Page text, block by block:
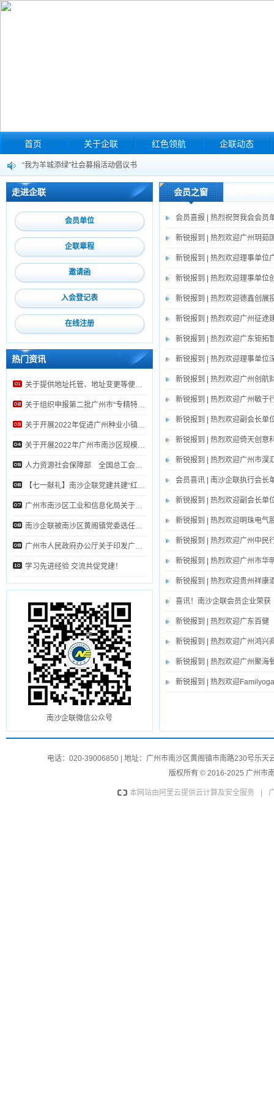
首页 关于企联 红色领航 企联动态
“中小企业法律实务”培训（第十一期）暨企业分享交流会来啦！
关于转发《南沙区安全生产违法违规典型案例》的通知
广州市南沙区人力资源和社会保障局关于开展人力资源服务机构专项排查检查
【07.05-07.07】2023上海国际快递物流产业博览会来啦！
南沙开发区商务局关于开展2022年外商投资信息报告（年度报告）检查的通知
关于提供地址托管、地址变更等便捷服务的通知
会员之窗
会员喜报 | 热烈祝贺我会会员
新锐报到 | 热烈欢迎广州玥茹
新锐报到 | 热烈欢迎理事单位
新锐报到 | 热烈欢迎理事单位
新锐报到 | 热烈欢迎德鑫创展
新锐报到 | 热烈欢迎广州征途
新锐报到 | 热烈欢迎广东钜拓
新锐报到 | 热烈欢迎理事单位
新锐报到 | 热烈欢迎广州创航
新锐报到 | 热烈欢迎广州敏于
新锐报到 | 热烈欢迎副会长单
新锐报到 | 热烈欢迎倚天创意
新锐报到 | 热烈欢迎广州市淏
会员喜讯 | 南沙企联执行会长
新锐报到 | 热烈欢迎副会长单
新锐报到 | 热烈欢迎明珠电气
新锐报到 | 热烈欢迎广州中民
新锐报到 | 热烈欢迎广州市华
新锐报到 | 热烈欢迎贵州祥康
喜讯！南沙企联会员企业荣获
新锐报到 | 热烈欢迎广东百健
新锐报到 | 热烈欢迎广州鸿兴
新锐报到 | 热烈欢迎广州聚海
新锐报到 | 热烈欢迎
走进企联
会员单位
企联章程
邀请函
入会登记表
在线注册
热门资讯
关于提供地址托管、地址变更等便捷服务的通知
关于组织申报第二批广州市“专精特新” 扶优计划培育企业的通知
关于开展2022年促进广州种业小镇发展扶持办法奖励资金申报工作的通知
关于开展2022年广州市南沙区规模以上科学研究和技术服务业企业防疫支出补贴申报工作的通知
人力资源社会保障部 全国总工会 中国企业联合会/中国企业家协会 全国工商联 关于开展2022年全国和谐劳动关系创建示范活动的通
【七一献礼】南沙企联党建共建“红色联盟”迎七一主题党日活动
广州市南沙区工业和信息化局关于公开征询《广州市南沙区进一步支持“专精特新”中小企业高质量发展若干措施（征询公众意见稿）》意见的公
南沙企联被南沙区黄阁镇党委选任为区域化党建共建单位
广州市人民政府办公厅关于印发广州市工业和信息化发展“十四五”规划的通知
学习先进经验 交流共促党建！
南沙企联微信公众号
电话：020-39006850 | 地址：广州市南沙区黄阁镇市南路230号乐
版权所有 © 2016-2025 广州市
本网站由阿里云提供云计算及安全服务